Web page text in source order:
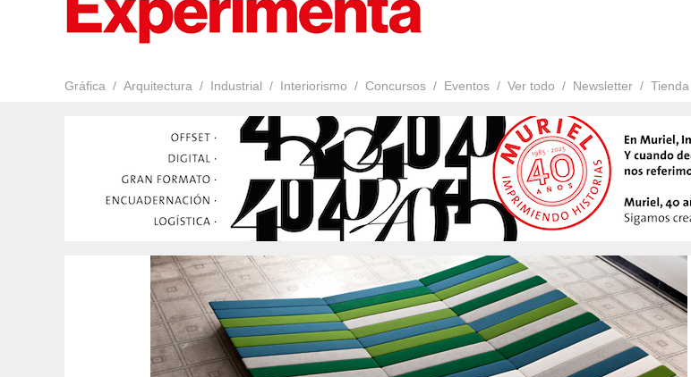
Gráfica Arquitectura Industrial Interiorismo Concursos Eventos Ver todo Newsletter Tienda